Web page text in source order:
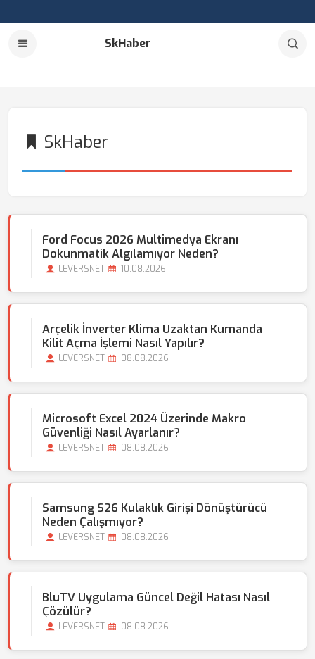
SkHaber
SkHaber
Ford Focus 2026 Multimedya Ekranı
Dokunmatik Algılamıyor Neden?
LEVERSNET 10.08.2026
Arçelik İnverter Klima Uzaktan Kumanda
Kilit Açma İşlemi Nasıl Yapılır?
LEVERSNET 08.08.2026
Microsoft Excel 2024 Üzerinde Makro
Güvenliği Nasıl Ayarlanır?
LEVERSNET 08.08.2026
Samsung S26 Kulaklık Girişi Dönüştürücü
Neden Çalışmıyor?
LEVERSNET 08.08.2026
BluTV Uygulama Güncel Değil Hatası Nasıl
Çözülür?
LEVERSNET 08.08.2026